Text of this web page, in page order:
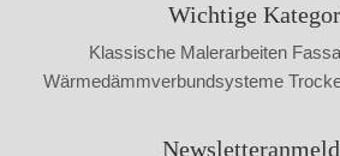
Wichtige
Klassische Malerarbeiten
Wärmedämmverbundsysteme